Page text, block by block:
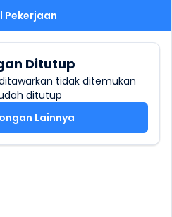
Pekerjaan
Ditutup
tidak ditemukan
ditutup
Lainnya